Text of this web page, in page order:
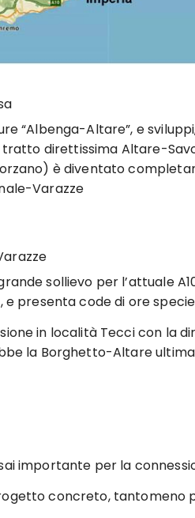
“Albenga-Altare”, e
tratto direttissima Altare-
è diventato
Varazze
sollievo per l’attuale
presenta code di ore
in località Tecci con la
la Borghetto-Altare
importante per la
concreto, tantomeno